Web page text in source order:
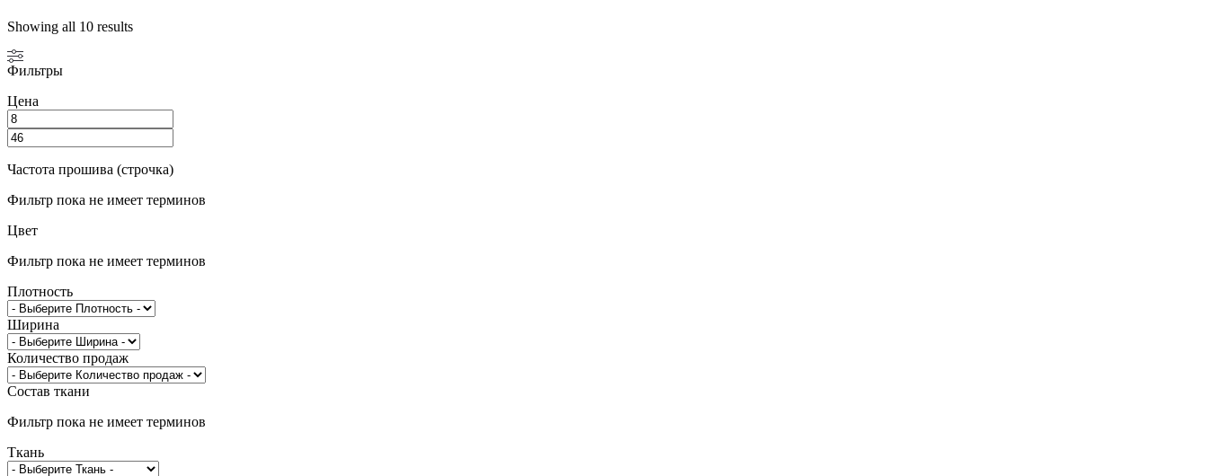
Showing all 10 results
Фильтры
Цена
Частота прошива (строчка)
Фильтр пока не имеет терминов
Цвет
Фильтр пока не имеет терминов
Плотность
Ширина
Количество продаж
Состав ткани
Фильтр пока не имеет терминов
Ткань